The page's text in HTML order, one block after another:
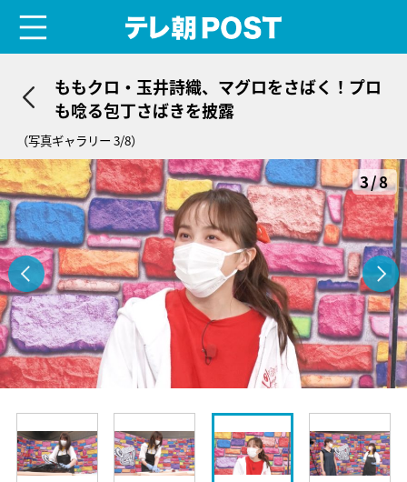
ももクロ・玉井詩織、マグロをさばく！プロ
も唸る包丁さばきを披露
（写真ギャラリー 3/8）
3/8